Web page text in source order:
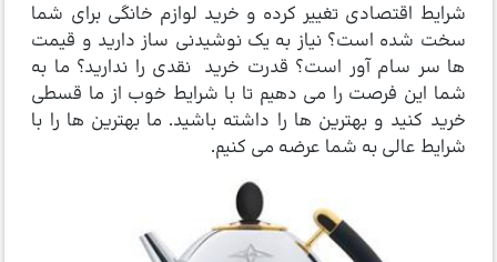
شرایط اقتصادی تغییر کرده و خرید لوازم خانگی برای شما
سخت شده است؟ نیاز به یک نوشیدنی ساز دارید و قیمت
ها سر سام آور است؟ قدرت خرید نقدی را ندارید؟ ما به
شما این فرصت را می دهیم تا با شرایط خوب از ما قسطی
خرید کنید و بهترین ها را داشته باشید. ما بهترین ها را با
شرایط عالی به شما عرضه می کنیم.